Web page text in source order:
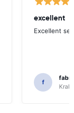
excellent
Excellent
f